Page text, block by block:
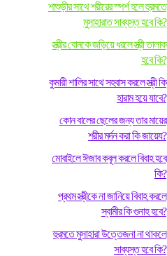
শাশুড়ীর সাথে শরীরের স্পর্শ হলে হুরমতে
মুসাহারাত সাব্যস্ত হবে কি?
স্ত্রীর বোনকে জড়িয়ে ধরলে স্ত্রী তালাক
হবে কি?
কুমারী শালির সাথে সহবাস করলে স্ত্রী কি
হারাম হয়ে যাবে?
কোন বালের ছেলের জন্য তার মায়ের
শরীর মর্দন করা কি জায়েয?
মোবাইলে ঈজাব কবূল করলে বিবাহ হবে
কি?
প্রথম স্ত্রীকে না জানিয়ে বিবাহ করলে
স্বামীর কি গুনাহ হবে?
হুরমতে মুসাহারা উত্তেজনা না থাকলে
সাব্যস্ত হবে কি?